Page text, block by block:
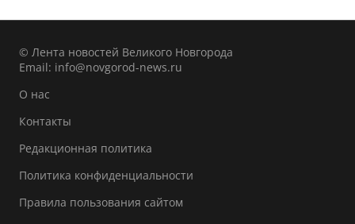
© Лента новостей Великого Новгорода
Email: info@novgorod-news.ru
О нас
Контакты
Редакционная политика
Политика конфиденциальности
Правила пользования сайтом